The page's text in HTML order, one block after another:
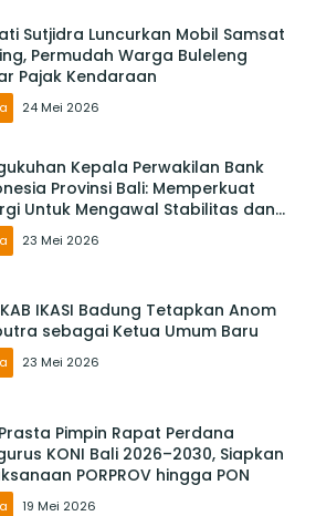
Sutjidra Luncurkan Mobil Samsat
Permudah Warga Buleleng
Pajak Kendaraan
24 Mei 2026
Kepala Perwakilan Bank
Provinsi Bali: Memperkuat
Untuk Mengawal Stabilitas dan
Pertumbuhan Ekonomi Bali
23 Mei 2026
IKASI Badung Tetapkan Anom
sebagai Ketua Umum Baru
23 Mei 2026
Pimpin Rapat Perdana
KONI Bali 2026–2030, Siapkan
PORPROV hingga PON
19 Mei 2026